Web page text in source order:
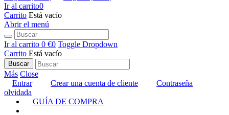
Ir al carrito0
Carrito Está vacío
Abrir el menú
Ir al carrito 0 €0 Toggle Dropdown
Carrito Está vacío
Buscar
Más Close
Entrar
Crear una cuenta de cliente
Contraseňa
olvidada
GUÍA DE COMPRA